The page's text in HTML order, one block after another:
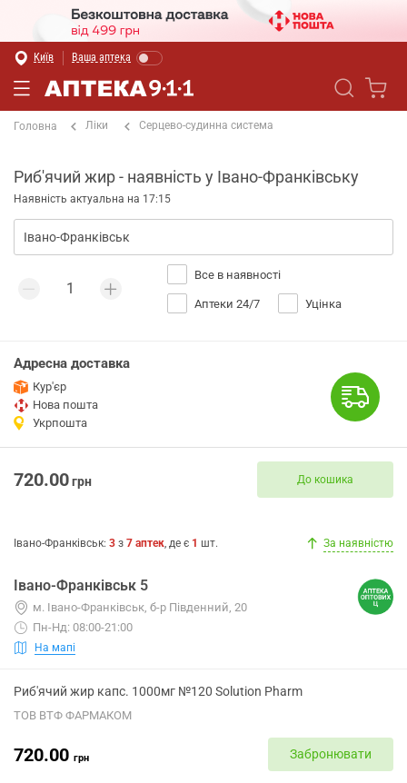
Київ Ваша аптека
Головна Ліки Серцево-судинна система
Риб'ячий жир - наявність у Івано-Франківську
Наявність актуальна на 17:15
Все в наявності
Аптеки 24/7 Уцінка
Адресна доставка
Кур'єр
Нова пошта
Укрпошта
720.00грн До кошика
Івано-Франківськ: 3 з 7 аптек, де є 1 шт. За наявністю
Івано-Франківськ 5
м. Івано-Франківськ, б-р Південний, 20
Пн-Нд: 08:00-21:00
На мапі
Риб'ячий жир капс. 1000мг №120 Solution Pharm
ТОВ ВТФ ФАРМАКОМ
720.00 грн Забронювати